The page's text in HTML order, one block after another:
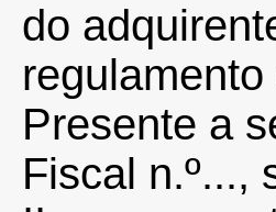
do
Presente a
Fiscal n.º...,